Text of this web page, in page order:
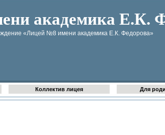
академика Е.К.
«Лицей №8 имени академика Е.К. Федорова»
Коллектив лицея Для